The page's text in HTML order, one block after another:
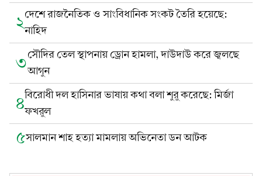
২দেশে রাজনৈতিক ও সাংবিধানিক সংকট তৈরি হয়েছে:
নাহিদ
৩সৌদির তেল স্থাপনায় ড্রোন হামলা, দাউদাউ করে জ্বলছে
আগুন
৪বিরোধী দল হাসিনার ভাষায় কথা বলা শুরু করেছে: মির্জা
ফখরুল
৫সালমান শাহ হত্যা মামলায় অভিনেতা ডন আটক